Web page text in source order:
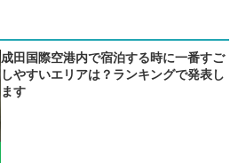
成田国際空港内で宿泊する時に一番すご
しやすいエリアは？ランキングで発表し
ます